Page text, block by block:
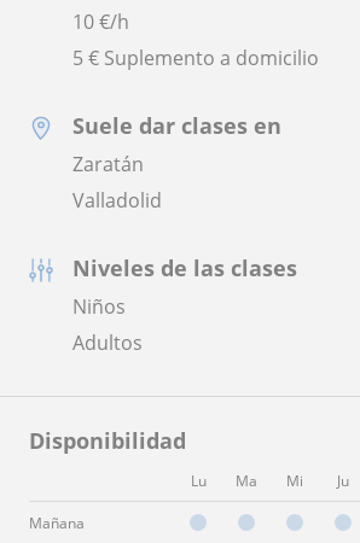
10€/h
5 € Suplemento a domicilio
Suele dar clases en
Zaratán
Valladolid
Niveles de las clases
Niños
Adultos
Disponibilidad
Lu Ma Mi Ju
Mañana